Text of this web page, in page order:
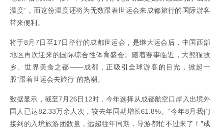
温度”，而这份温度还将为无数跟着世运会来成都旅行的国际游客
带来便利。
将于8月7日至17日举行的成都世运会，是继大运会后，中国西部
地区再次迎来的国际综合性体育盛会。随着赛事临近，大熊猫故
乡、世界美食之都——成都，正吸引全球游客的目光，掀起一
股“跟着世运会去旅行”的热潮。
数据显示，截至7月26日12时，今年选择从成都航空口岸入出境外
国人已达82.33万余人次，较去年同期增长61.8%。“今年8月我们
接到的入境旅游团数量，远超往年同期，导游都忙不过来了！”成